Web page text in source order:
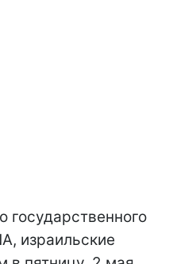
государственного
израильские